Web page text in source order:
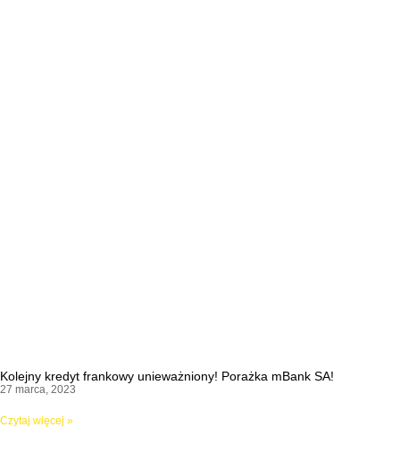
Kolejny kredyt frankowy unieważniony! Porażka mBank SA!
27 marca, 2023
Czytaj więcej »